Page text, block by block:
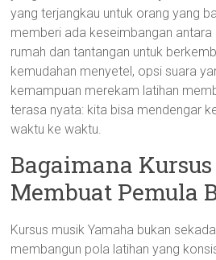
yang terjangkau untuk orang yang
memberi ada keseimbangan
rumah dan tantangan untuk
kemudahan menyetel, opsi suara
kemampuan merekam latihan
terasa nyata: kita bisa mendengar
waktu ke waktu.
Bagaimana
Membuat Pemula
Kursus musik Yamaha bukan
membangun pola latihan yang